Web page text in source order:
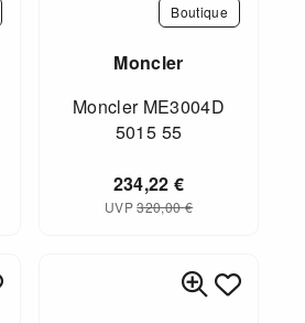
Boutique
Moncler
Moncler ME3004D
5015 55
234,22€
UVP320,00€